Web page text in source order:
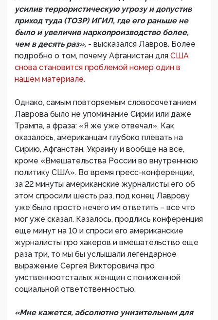
усилив террористическую угрозу и допустив
приход туда (ТОЗР) ИГИЛ, где его раньше не
было и увеличив наркопроизводство более,
чем в десять раз», - высказался Лавров. Более
подробно о том, почему Афганистан для США
снова становится проблемой номер один в
нашем материале.
Однако, самым повторяемым словосочетанием
Лаврова было не упоминание Сирии или даже
Трампа, а фраза: «Я же уже отвечал». Как
оказалось, американцам глубоко плевать на
Сирию, Афганстан, Украину и вообще на все,
кроме «Вмешательства России во внутреннюю
политику США». Во время пресс-конференции,
за 22 минуты американские журналисты его об
этом спросили шесть раз, под конец Лаврову
уже было просто нечего им ответить – все что
мог уже сказал. Казалось, продлись конференция
еще минут на 10 и спроси его американские
журналисты про хакеров и вмешательство еще
раза три, то мы бы услышали легендарное
выражение Сергея Викторовича про
умственноотсталых женщин с пониженной
социальной ответственностью.
«Мне кажется, абсолютно унизительным для